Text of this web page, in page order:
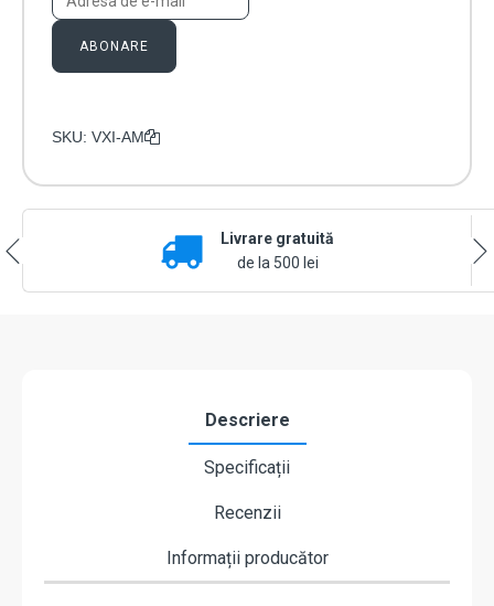
ABONARE
SKU: VXI-AM
Livrare gratuită
de la 500 lei
Descriere
Specificații
Recenzii
Informații producător